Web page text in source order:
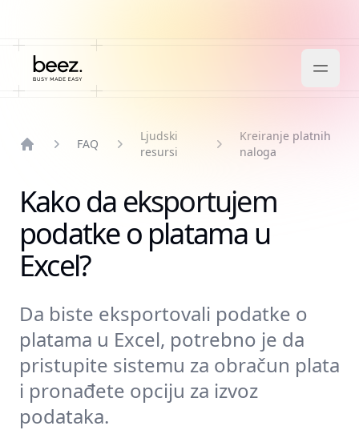
FAQ
Ljudski
resursi
Kreiranje platnih
naloga
Kako da eksportujem
podatke o platama u
Excel?
Da biste eksportovali podatke o
platama u Excel, potrebno je da
pristupite sistemu za obračun plata
i pronađete opciju za izvoz
podataka.